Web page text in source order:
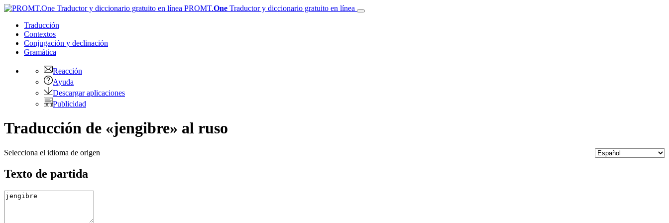
PROMT.One Traductor y diccionario gratuito en línea
Traducción
Contextos
Conjugación y declinación
Gramática
Reacción
Ayuda
Descargar aplicaciones
Publicidad
Traducción de «jengibre» al ruso
Selecciona el idioma de origen
Texto de partida